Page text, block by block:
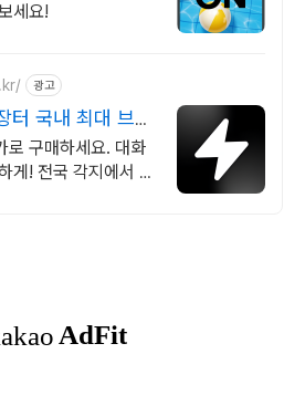
세요!
광고
터 국내 최대 브랜
구매하세요. 대화
게! 전국 각지에서 올